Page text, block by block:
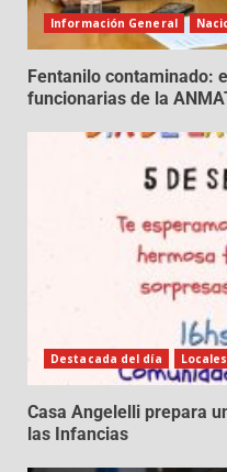
Información General
Fentanilo contaminado:
funcionarias de la
Destacada del día Locales
Casa Angelelli prepara
las Infancias